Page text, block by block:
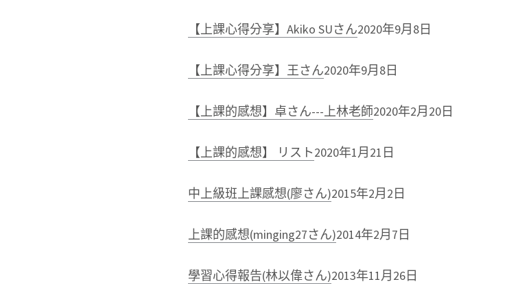
【上課心得分享】Akiko SUさん2020年9月8日
【上課心得分享】王さん2020年9月8日
【上課的感想】卓さん---上林老師2020年2月20日
【上課的感想】 リスト2020年1月21日
中上級班上課感想(廖さん)2015年2月2日
上課的感想(minging27さん)2014年2月7日
學習心得報告(林以偉さん)2013年11月26日